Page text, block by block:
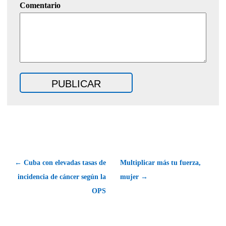
Comentario
← Cuba con elevadas tasas de
incidencia de cáncer según la
OPS
Multiplicar más tu fuerza,
mujer →